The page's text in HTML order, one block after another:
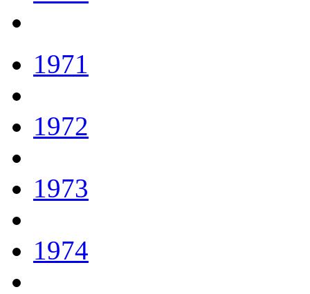
1971
1972
1973
1974